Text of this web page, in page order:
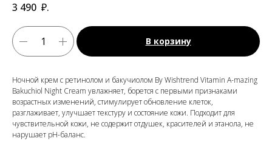
3 490 ₽.
В корзину
Ночной крем с ретинолом и бакучиолом By Wishtrend Vitamin A-mazing
Bakuchiol Night Cream увлажняет, борется с первыми признаками
возрастных изменений, стимулирует обновление клеток,
разглаживает, улучшает текстуру и состояние кожи. Подходит для
чувствительной кожи, не содержит отдушек, красителей и этанола, не
нарушает pH-баланс.